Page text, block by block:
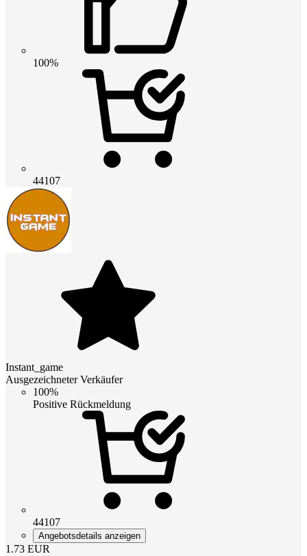
100%
44107
Instant_game
Ausgezeichneter Verkäufer
100%
Positive Rückmeldung
44107
Angebotsdetails anzeigen
1.73 EUR